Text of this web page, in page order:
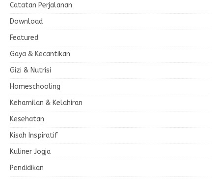
Catatan Perjalanan
Download
Featured
Gaya & Kecantikan
Gizi & Nutrisi
Homeschooling
Kehamilan & Kelahiran
Kesehatan
Kisah Inspiratif
Kuliner Jogja
Pendidikan